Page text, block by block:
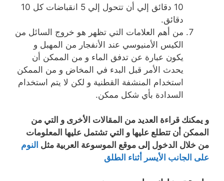
10 دقائق إلي أن تتحول إلي 5 انقباضات كل 10
دقائق.
من أهم العلامات التي تظهر هو خروج السائل من
الكيس الأمنيوسي عند الأنفجار من المهبل و
يكون عبارة عن تدفق الماء و من الممكن أن
يحدث الأمر قبل البدء في المخاض و من الممكن
استخدام المنشفة القطنية و لكن لا يتم استخدام
السدادة بأي شكل ممكن.
و يمكنك قراءة العديد من المقالات الأخرى و التي من
الممكن أن تتطلع عليها و التي تشتمل عليها المعلومات
من خلال الدخول إلى موقع الموسوعة العربية مثل النوم
على الجانب الأيسر أثناء الطلق